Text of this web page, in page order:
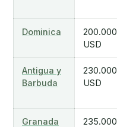
Dominica
200.000
USD
Antigua y
Barbuda
230.000
USD
Granada
235.000